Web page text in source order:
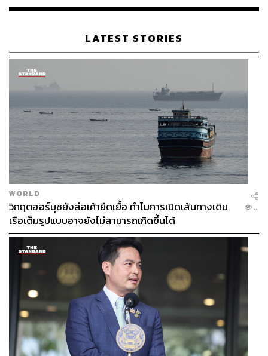
เรือนไทยที่ถูกซุกไว้
LATEST STORIES
WORLD
วิกฤตฮอร์มุซยังส่อเค้ายืดเยื้อ ทำไมการเปิดเส้นทางเดิน
เรือเต็มรูปแบบอาจยังไม่สามารถเกิดขึ้นได้
...